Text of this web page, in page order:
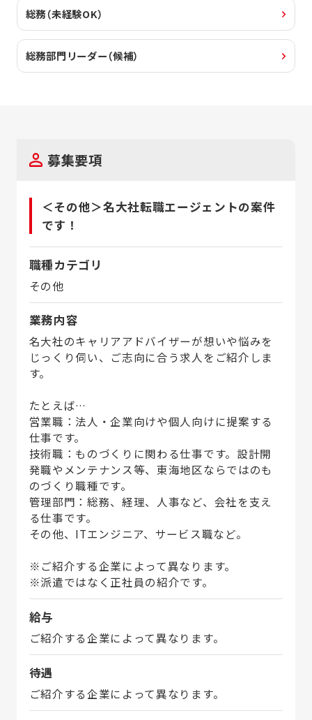
総務（未経験OK）
総務部門リーダー（候補）
募集要項
＜その他＞名大社転職エージェントの案件
です！
職種カテゴリ
その他
業務内容
名大社のキャリアアドバイザーが想いや悩みを
じっくり伺い、ご志向に合う求人をご紹介しま
す。
たとえば…
営業職：法人・企業向けや個人向けに提案する
仕事です。
技術職：ものづくりに関わる仕事です。設計開
発職やメンテナンス等、東海地区ならではのも
のづくり職種です。
管理部門：総務、経理、人事など、会社を支え
る仕事です。
その他、ITエンジニア、サービス職など。
※ご紹介する企業によって異なります。
※派遣ではなく正社員の紹介です。
給与
ご紹介する企業によって異なります。
待遇
ご紹介する企業によって異なります。